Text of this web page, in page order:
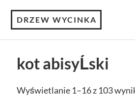
DRZEW WYCINKA
kot abisyĹski
Wyświetlanie 1–16 z 103